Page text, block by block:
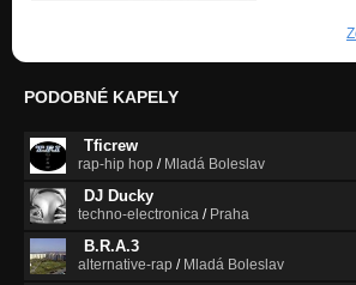
PODOBNÉ KAPELY
Tficrew
rap-hip hop / Mladá Boleslav
DJ Ducky
techno-electronica / Praha
B.R.A.3
alternative-rap / Mladá Boleslav